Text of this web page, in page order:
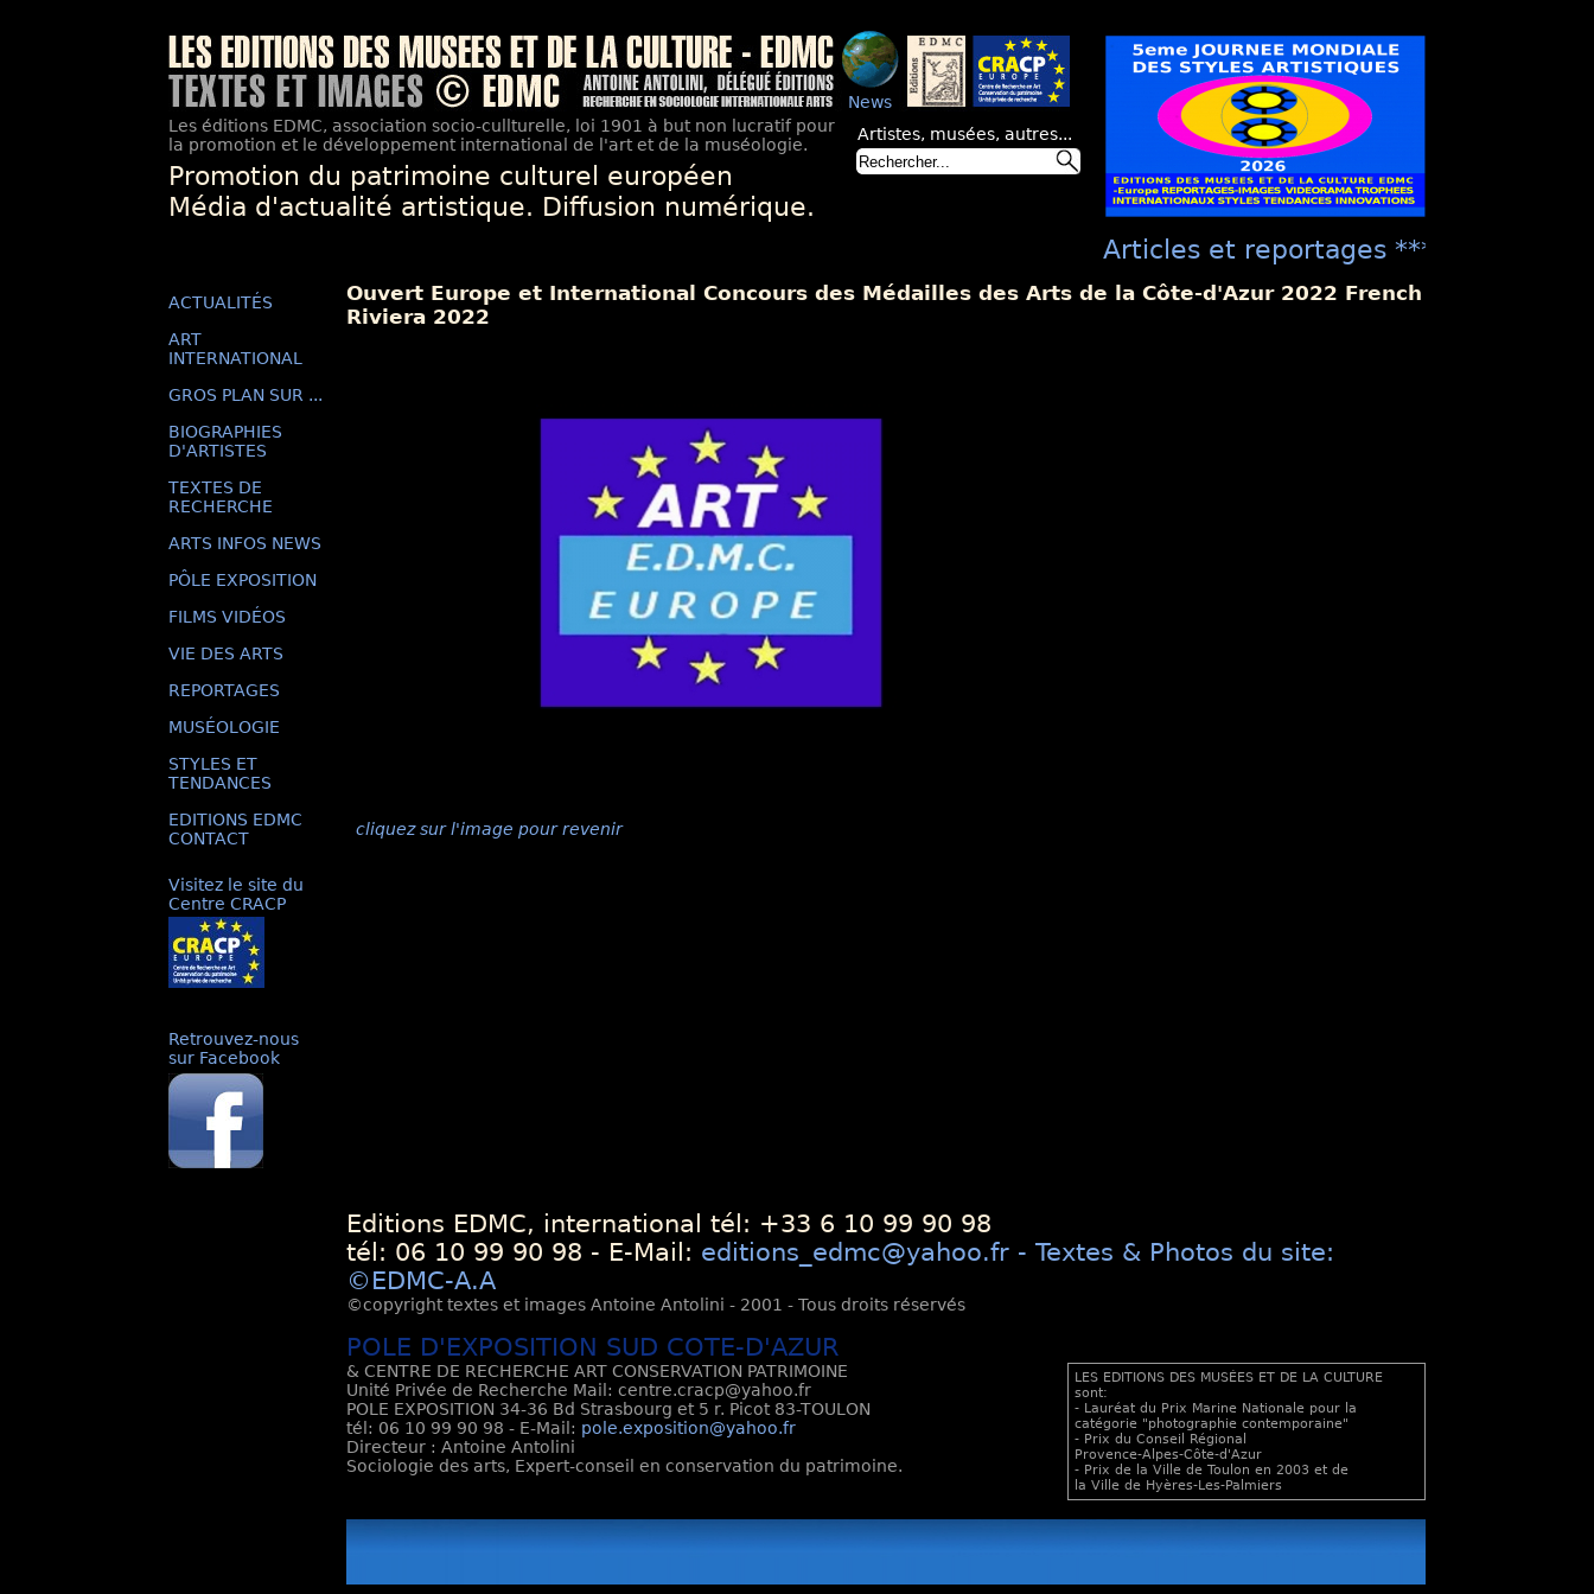
News
Les éditions EDMC, association socio-cullturelle, loi 1901 à but non lucratif pour
la promotion et le développement international de l'art et de la muséologie.
Promotion du patrimoine culturel européen
Média d'actualité artistique. Diffusion numérique.
Artistes, musées, autres...
Articles et reportages ****
culture EDMC ***** "La Présentation
ACTUALITÉS
ART
INTERNATIONAL
GROS PLAN SUR ...
BIOGRAPHIES
D'ARTISTES
TEXTES DE
RECHERCHE
ARTS INFOS NEWS
PÔLE EXPOSITION
FILMS VIDÉOS
VIE DES ARTS
REPORTAGES
MUSÉOLOGIE
STYLES ET
TENDANCES
EDITIONS EDMC
CONTACT
Visitez le site du
Centre CRACP
Retrouvez-nous
sur Facebook
Ouvert Europe et International Concours des Médailles des Arts de la Côte-d'Azur 2022 French
Riviera 2022
cliquez sur l'image pour revenir
Editions EDMC, international tél: +33 6 10 99 90 98
tél: 06 10 99 90 98 - E-Mail: editions_edmc@yahoo.fr - Textes & Photos du site:
©EDMC-A.A
©copyright textes et images Antoine Antolini - 2001 - Tous droits réservés
POLE D'EXPOSITION SUD COTE-D'AZUR
& CENTRE DE RECHERCHE ART CONSERVATION PATRIMOINE
Unité Privée de Recherche Mail: centre.cracp@yahoo.fr
POLE EXPOSITION 34-36 Bd Strasbourg et 5 r. Picot 83-TOULON
tél: 06 10 99 90 98 - E-Mail: pole.exposition@yahoo.fr
Directeur : Antoine Antolini
Sociologie des arts, Expert-conseil en conservation du patrimoine.
LES EDITIONS DES MUSÉES ET DE LA CULTURE
sont:
- Lauréat du Prix Marine Nationale pour la
catégorie "photographie contemporaine"
- Prix du Conseil Régional
Provence-Alpes-Côte-d'Azur
- Prix de la Ville de Toulon en 2003 et de
la Ville de Hyères-Les-Palmiers